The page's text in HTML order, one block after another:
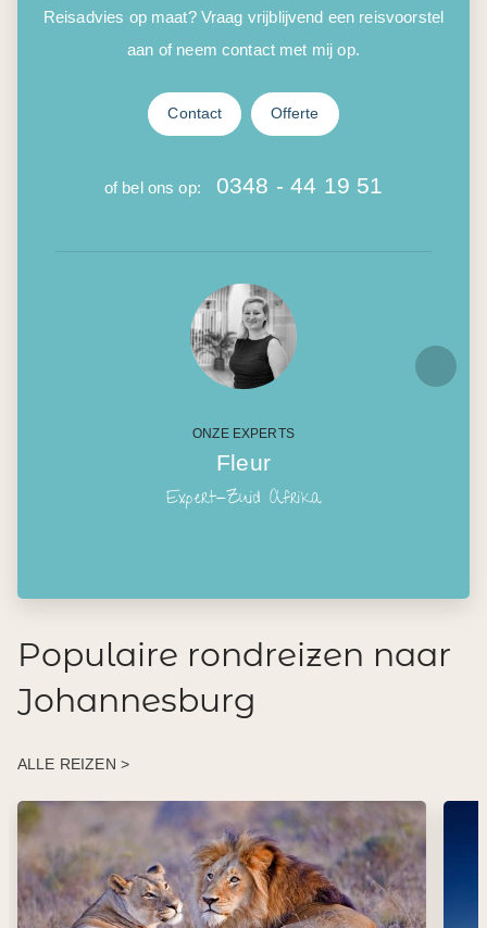
Reisadvies op maat? Vraag vrijblijvend een reisvoorstel
aan of neem contact met mij op.
Contact Offerte
of bel ons op: 0348 - 44 19 51
ONZE EXPERTS
Fleur
Expert-Zuid Afrika
Populaire rondreizen naar
Johannesburg
ALLE REIZEN >